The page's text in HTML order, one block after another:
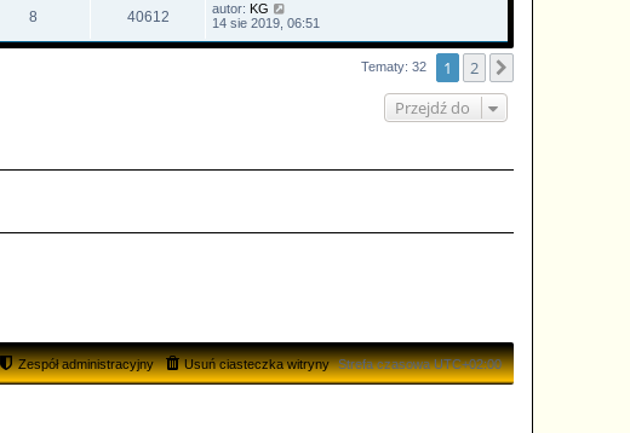
8 40612 autor: KG
14 sie 2019, 06:51
Tematy: 32 1 2
Przejdź do
Strefa czasowaUTC+02:00
Usuń ciasteczka witryny
Zespół administracyjny